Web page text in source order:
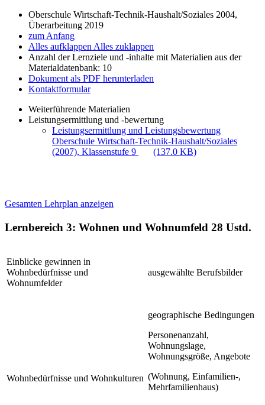
Oberschule Wirtschaft-Technik-Haushalt/Soziales 2004,
Überarbeitung 2019
zum Anfang
Alles aufklappen Alles zuklappen
Anzahl der Lernziele und -inhalte mit Materialien aus der
Materialdatenbank: 10
Dokument als PDF herunterladen
Kontaktformular
Weiterführende Materialien
Leistungsermittlung und -bewertung
Leistungsermittlung und Leistungsbewertung
Oberschule Wirtschaft-Technik-Haushalt/Soziales
(2007), Klassenstufe 9
(137.0 KB)
Gesamten Lehrplan anzeigen
Lernbereich 3: Wohnen und Wohnumfeld 28 Ustd.
Einblicke gewinnen in
Wohnbedürfnisse und
Wohnumfelder
ausgewählte Berufsbilder
Wohnbedürfnisse und Wohnkulturen
geographische Bedingungen
Personenanzahl,
Wohnungslage,
Wohnungsgröße, Angebote
(Wohnung, Einfamilien-,
Mehrfamilienhaus)